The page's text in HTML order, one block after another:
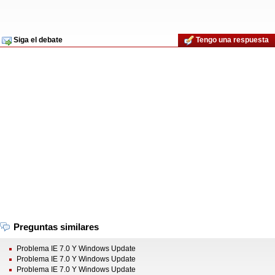
Siga el debate Tengo una respuesta
Preguntas similares
Problema IE 7.0 Y Windows Update
Problema IE 7.0 Y Windows Update
Problema IE 7.0 Y Windows Update